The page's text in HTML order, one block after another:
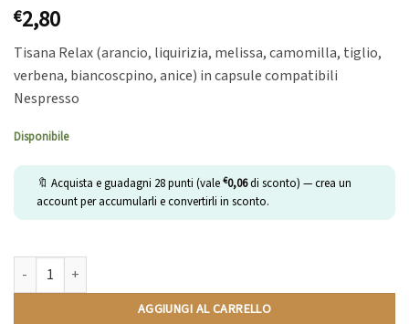
€2,80
Tisana Relax (arancio, liquirizia, melissa, camomilla, tiglio,
verbena, biancoscpino, anice) in capsule compatibili
Nespresso
Disponibile
🔖 Acquista e guadagni 28punti (vale €0,06di sconto) — crea un
account per accumularli e convertirli in sconto.
Tisana Relax | Compatibili Nespresso | 10 Capsule quantità
AGGIUNGI AL CARRELLO